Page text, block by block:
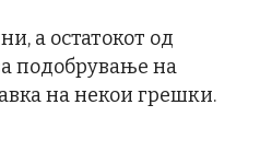
а остатокот од
подобрување на
на некои грешки.